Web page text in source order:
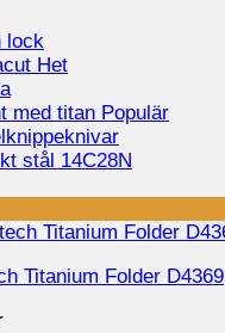
lock
med titan
stål 14C28N
Titanium Folder D4369